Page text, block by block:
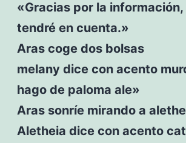
«Gracias por la información,
tendré en cuenta.»
Aras coge dos bolsas
melany dice con acento
hago de paloma ale»
Aras sonríe mirando a
Aletheia dice con acento